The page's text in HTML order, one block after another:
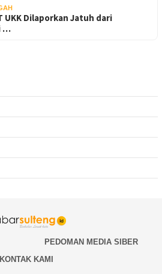
UKK Dilaporkan Jatuh dari
…
PEDOMAN MEDIA SIBER
KONTAK KAMI